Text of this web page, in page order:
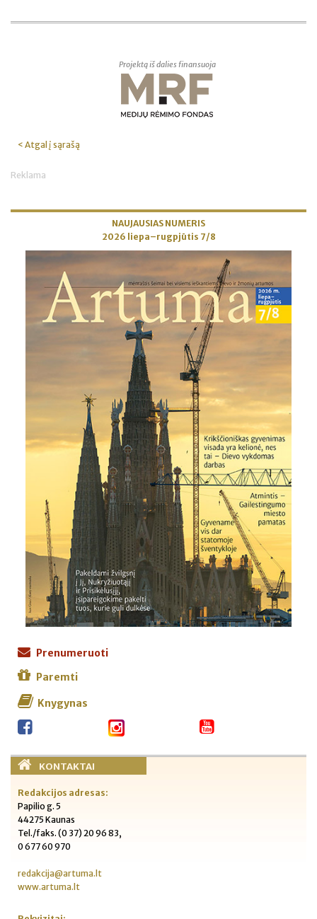
Projektą iš dalies finansuoja
< Atgal į sąrašą
Reklama
NAUJAUSIAS NUMERIS
2026 liepa–rugpjūtis 7/8
Prenumeruoti
Paremti
Knygynas
KONTAKTAI
Redakcijos adresas:
Papilio g. 5
44275 Kaunas
Tel./faks. (0 37) 20 96 83,
0 677 60 970
redakcija@artuma.lt
www.artuma.lt